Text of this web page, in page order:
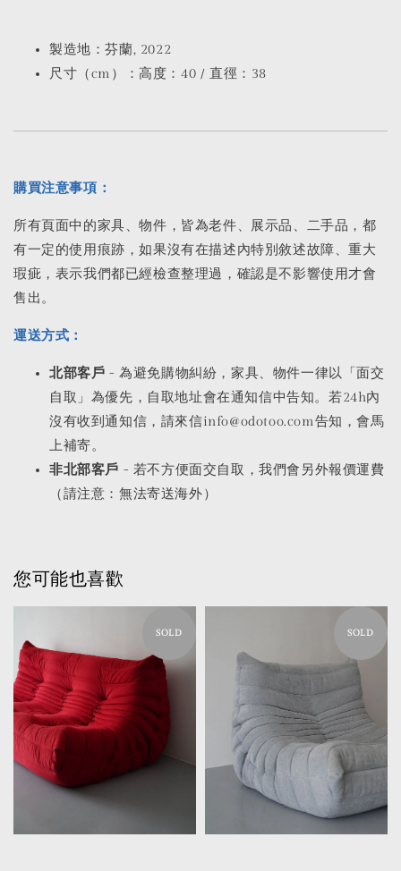
製造地：芬蘭, 2022
尺寸（cm）：高度：40 / 直徑：38
購買注意事項：
所有頁面中的家具、物件，皆為老件、展示品、二手品，都
有一定的使用痕跡，如果沒有在描述內特別敘述故障、重大
瑕疵，表示我們都已經檢查整理過，確認是不影響使用才會
售出。
運送方式：
北部客戶 - 為避免購物糾紛，家具、物件一律以「面交
自取」為優先，自取地址會在通知信中告知。若24h內
沒有收到通知信，請來信info@odotoo.com告知，會馬
上補寄。
非北部客戶 - 若不方便面交自取，我們會另外報價運費
（請注意：無法寄送海外）
您可能也喜歡
SOLD SOLD